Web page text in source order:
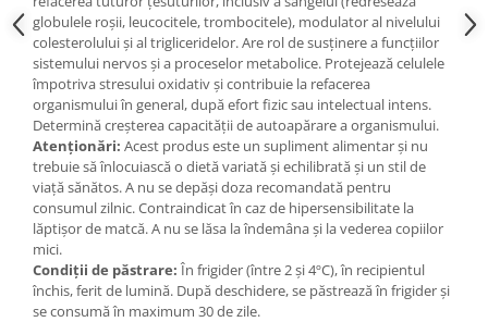
globulele roșii, leucocitele, trombocitele), modulator al nivelului
colesterolului și al trigliceridelor. Are rol de susținere a funcțiilor
sistemului nervos și a proceselor metabolice. Protejează celulele
împotriva stresului oxidativ și contribuie la refacerea
organismului în general, după efort fizic sau intelectual intens.
Determină creșterea capacității de autoapărare a organismului.
Atenționări: Acest produs este un supliment alimentar și nu
trebuie să înlocuiască o dietă variată și echilibrată și un stil de
viață sănătos. A nu se depăși doza recomandată pentru
consumul zilnic. Contraindicat în caz de hipersensibilitate la
lăptișor de matcă. A nu se lăsa la îndemâna și la vederea copiilor
mici.
Condiții de păstrare: În frigider (între 2 și 4ºC), în recipientul
închis, ferit de lumină. După deschidere, se păstrează în frigider și
se consumă în maximum 30 de zile.